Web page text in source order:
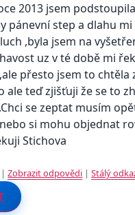
2013 jsem
pánevní step a dlahu
,byla jsem na
uz v té době mi
přesto jsem to chtěla
ale teď zjišťuji že se to
se zeptat musím
si mohu objednat
Stichova
|Zobrazit odpovědi |Stálý